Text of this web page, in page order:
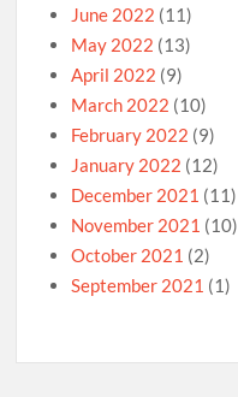
June 2022 (11)
May 2022 (13)
April 2022 (9)
March 2022 (10)
February 2022 (9)
January 2022 (12)
December 2021 (11)
November 2021 (10)
October 2021 (2)
September 2021 (1)